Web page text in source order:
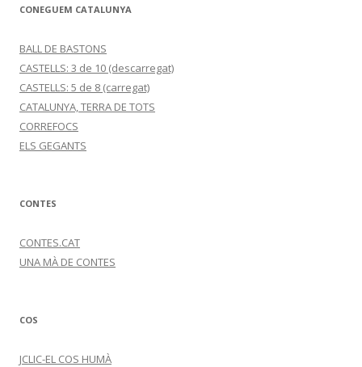
CONEGUEM CATALUNYA
BALL DE BASTONS
CASTELLS: 3 de 10 (descarregat)
CASTELLS: 5 de 8 (carregat)
CATALUNYA, TERRA DE TOTS
CORREFOCS
ELS GEGANTS
CONTES
CONTES.CAT
UNA MÀ DE CONTES
COS
JCLIC-EL COS HUMÀ